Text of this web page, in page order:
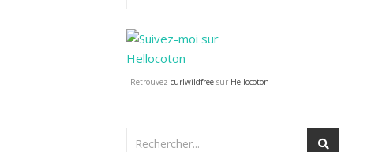
Retrouvez curlwildfree sur Hellocoton